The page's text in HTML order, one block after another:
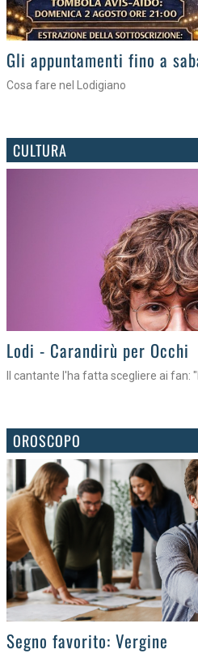
Gli eventi della settimana
Tra torte, cinema e musica live
CULTURA
Lodi - Carandirù per Occhi
Il cantante l'ha fatta scegliere ai fan:
OROSCOPO
>
Segno favorito: Vergine